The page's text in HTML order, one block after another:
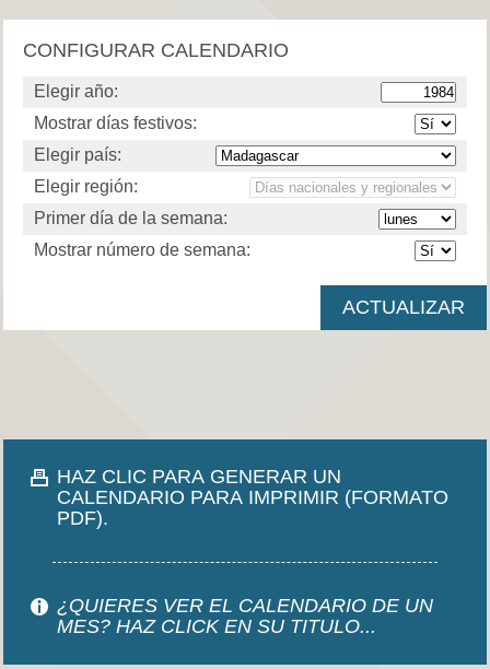
CONFIGURAR CALENDARIO
Elegir año:
Mostrar días festivos:
Elegir país:
Elegir región:
Primer día de la semana:
Mostrar número de semana:
HAZ CLIC PARA GENERAR UN
CALENDARIO PARA IMPRIMIR (FORMATO
PDF).
¿QUIERES VER EL CALENDARIO DE UN
MES? HAZ CLICK EN SU TITULO...